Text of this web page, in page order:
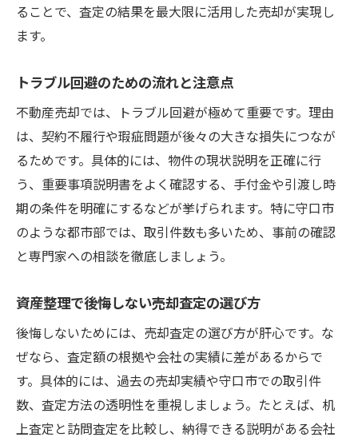
ることで、査定の結果を最大限に活用した売却が実現し
ます。
トラブル回避のための流れと注意点
不動産売却では、トラブル回避が極めて重要です。理由
は、契約不履行や瑕疵問題が後々の大きな損失につなが
るためです。具体的には、物件の現状説明を正確に行
う、重要事項説明書をよく確認する、手付金や引渡し時
期の条件を明確にするなどが挙げられます。特に守口市
のような都市部では、取引件数も多いため、事前の確認
と専門家への相談を徹底しましょう。
資産整理で後悔しない売却査定の選び方
後悔しないためには、売却査定の選び方が肝心です。な
ぜなら、査定額の根拠や会社の実績に差があるからで
す。具体的には、過去の売却実績や守口市での取引件
数、査定方法の透明性を重視しましょう。たとえば、机
上査定と訪問査定を比較し、納得できる説明がある会社